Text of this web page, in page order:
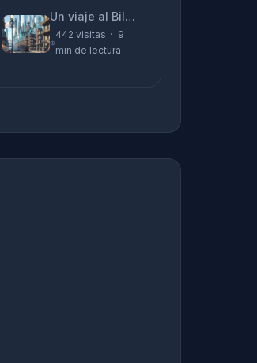
Un viaje al Bilbao de 2026 con sabor a 1895
442 visitas · 9
min de lectura